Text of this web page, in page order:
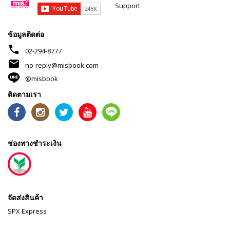
Support
ข้อมูลติดต่อ
phone 02-294-8777
mail
no-reply@misbook.com
@misbook
ติดตามเรา
ช่องทางชำระเงิน
จัดส่งสินค้า
SPX Express